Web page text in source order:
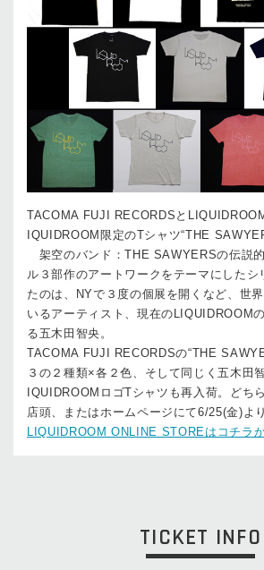
TACOMA FUJI RECORDSと
IQUIDROOM限定のTシャツ“THE
架空のバンド：THE SAWYERSの伝説
ル３部作のアートワークをテーマにしたシ
たのは、NYで３度の個展を開くなど、世
いるアーティスト、現在のLIQUIDROOM
る五木田智央。
TACOMA FUJI RECORDSの“THE
３の２種類×各２色、そして同じく五木田
IQUIDROOMロゴTシャツも再入荷。どち
店頭、またはホームページにて6/25(金)よ
LIQUIDROOM ONLINE STOREはコチラ
TICKET INFO